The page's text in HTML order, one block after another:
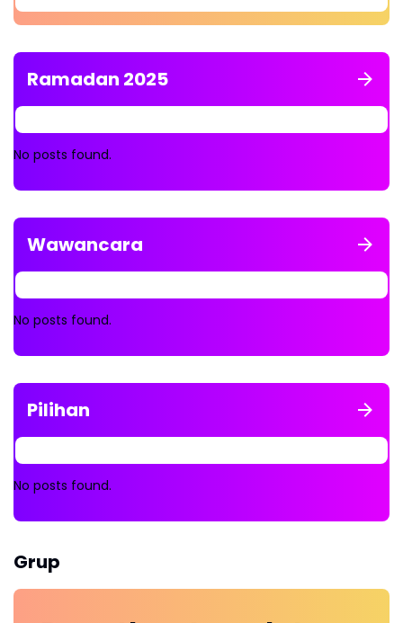
Ramadan 2025
No posts found.
Wawancara
No posts found.
Pilihan
No posts found.
Grup